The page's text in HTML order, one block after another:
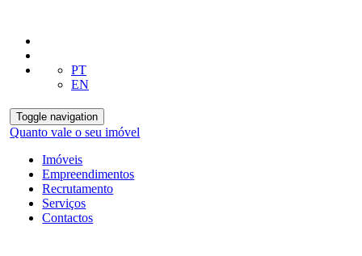
PT
EN
Toggle navigation
Quanto vale o seu imóvel
Imóveis
Empreendimentos
Recrutamento
Serviços
Contactos